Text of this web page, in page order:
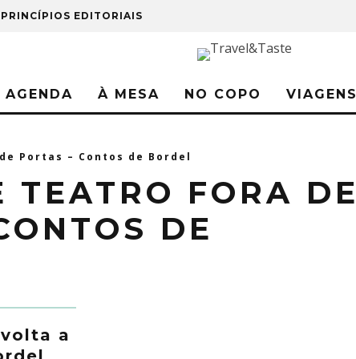
PRINCÍPIOS EDITORIAIS
AGENDA À MESA NO COPO VIAGENS
Portas – Contos de Bordel
TEATRO FORA DE
DE
a